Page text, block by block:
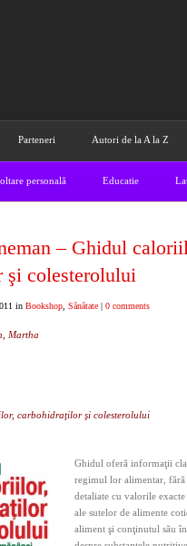
Parteneri Autori de la A la Z
personală Educatie
– Ghidul
şi colesterolului
in Bookshop Sănătate | 0 comments
Martha
carbohidraţilor şi colesterolului
Ghidul oferă informaţii
regimul lor alimentar, fără
detaliate cu valorile
ale sutelor de alimente
aliment şi conţinutul său